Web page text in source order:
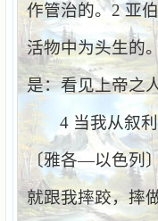
作管治的。2亚
活物中为头生的
是：看见上帝之
4 当我从叙
〔雅各—以色列
就跟我摔跤，摔